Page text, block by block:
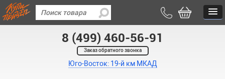
8 (499) 460-56-91
Заказ обратного звонка
Юго-Восток: 19-й км МКАД